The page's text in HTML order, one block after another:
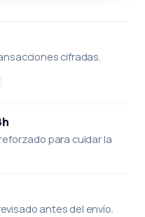
cifradas.
para cuidar la
antes del envío.